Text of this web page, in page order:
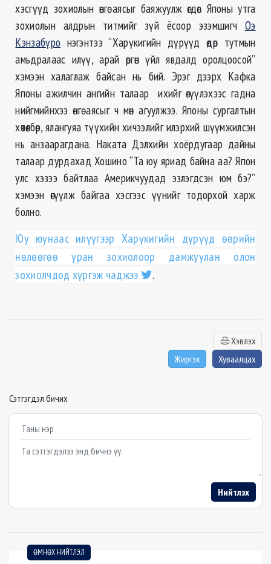
хэсгүүд зохиолын өнгө аясыг баяжуулж өгдөг. Японы утга
зохиолын алдрын титмийг зүй ёсоор эзэмшигч Оэ
Кэнзабүро нэгэнтээ “Харүкигийн дүрүүд өдөр тутмын
амьдралаас илүү, арай өргөн үйл явдалд оролцоосой”
хэмээн халаглаж байсан нь бий. Эрэг дээрх Кафка
Японы ажилчин ангийн талаар ихийг өгүүлэхээс гадна
нийгмийнхээ өнгө аясыг ч мөн агуулжээ. Японы сургалтын
хөтөлбөр, ялангуяа түүхийн хичээлийг илэрхий шүүмжилсэн
нь анзаарагдана. Наката Дэлхийн хоёрдугаар дайны
талаар дурдахад Хошино “Та юу яриад байна аа? Япон
улс хэзээ байтлаа Америкчуудад эзлэгдсэн юм бэ?”
хэмээн өгүүлж байгаа хэсгээс үүнийг тодорхой харж
болно.
Юу юунаас илүүгээр Харүкигийн дүрүүд өөрийн
нөлөөгөө уран зохиолоор дамжуулан олон
зохиолчдод хүргэж чаджээ
.
Хэвлэх
Жиргэх
Хуваалцах
Сэтгэгдэл бичих
Example textarea
Нийтлэх
ӨМНӨХ НИЙТЛЭЛ